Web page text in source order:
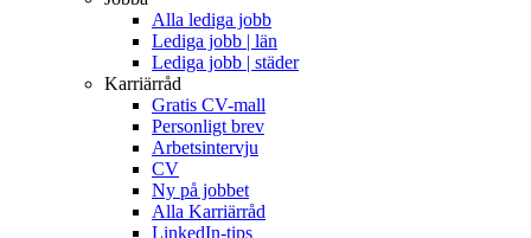
Alla lediga jobb
Lediga jobb | län
Lediga jobb | städer
Karriärråd
Gratis CV-mall
Personligt brev
Arbetsintervju
CV
Ny på jobbet
Alla Karriärråd
LinkedIn-tips